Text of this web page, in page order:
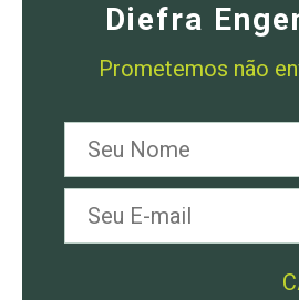
Diefra
Prometemos não